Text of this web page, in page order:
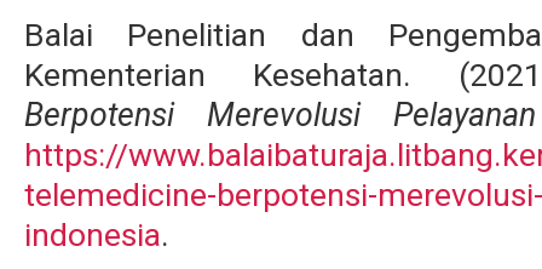
Balai Penelitian dan
Kementerian Kesehatan.
Berpotensi Merevolusi
https://
telemedicine-berpotensi-
indonesia.